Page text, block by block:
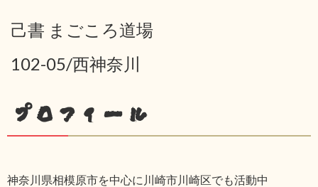
己書 まごころ道場
102-05/西神奈川
プロフィール
神奈川県相模原市を中心に川崎市川崎区でも活動中